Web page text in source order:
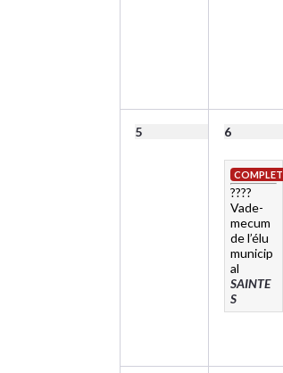
5 6
COMPLET
????
Vade-
mecum
de l’élu
municip
al
SAINTE
S